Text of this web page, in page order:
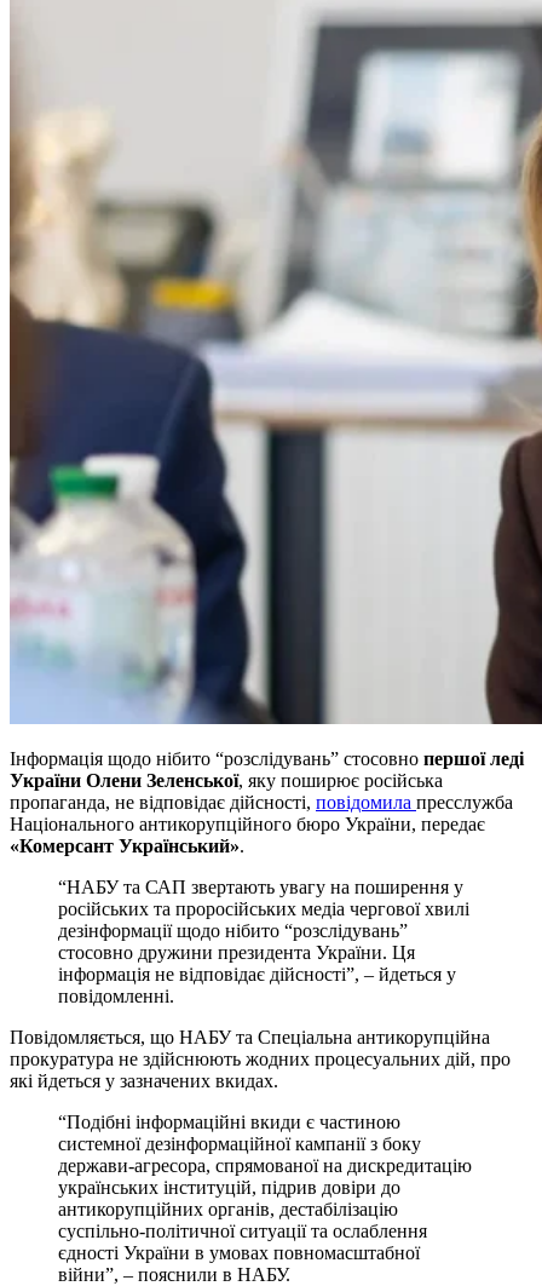
Інформація щодо нібито “розслідувань” стосовно першої леді
України Олени Зеленської, яку поширює російська
пропаганда, не відповідає дійсності, повідомила пресслужба
Національного антикорупційного бюро України, передає
«Комерсант Український».
“НАБУ та САП звертають увагу на поширення у
російських та проросійських медіа чергової хвилі
дезінформації щодо нібито “розслідувань”
стосовно дружини президента України. Ця
інформація не відповідає дійсності”, – йдеться у
повідомленні.
Повідомляється, що НАБУ та Спеціальна антикорупційна
прокуратура не здійснюють жодних процесуальних дій, про
які йдеться у зазначених вкидах.
“Подібні інформаційні вкиди є частиною
системної дезінформаційної кампанії з боку
держави-агресора, спрямованої на дискредитацію
українських інституцій, підрив довіри до
антикорупційних органів, дестабілізацію
суспільно-політичної ситуації та ослаблення
єдності України в умовах повномасштабної
війни”, – пояснили в НАБУ.